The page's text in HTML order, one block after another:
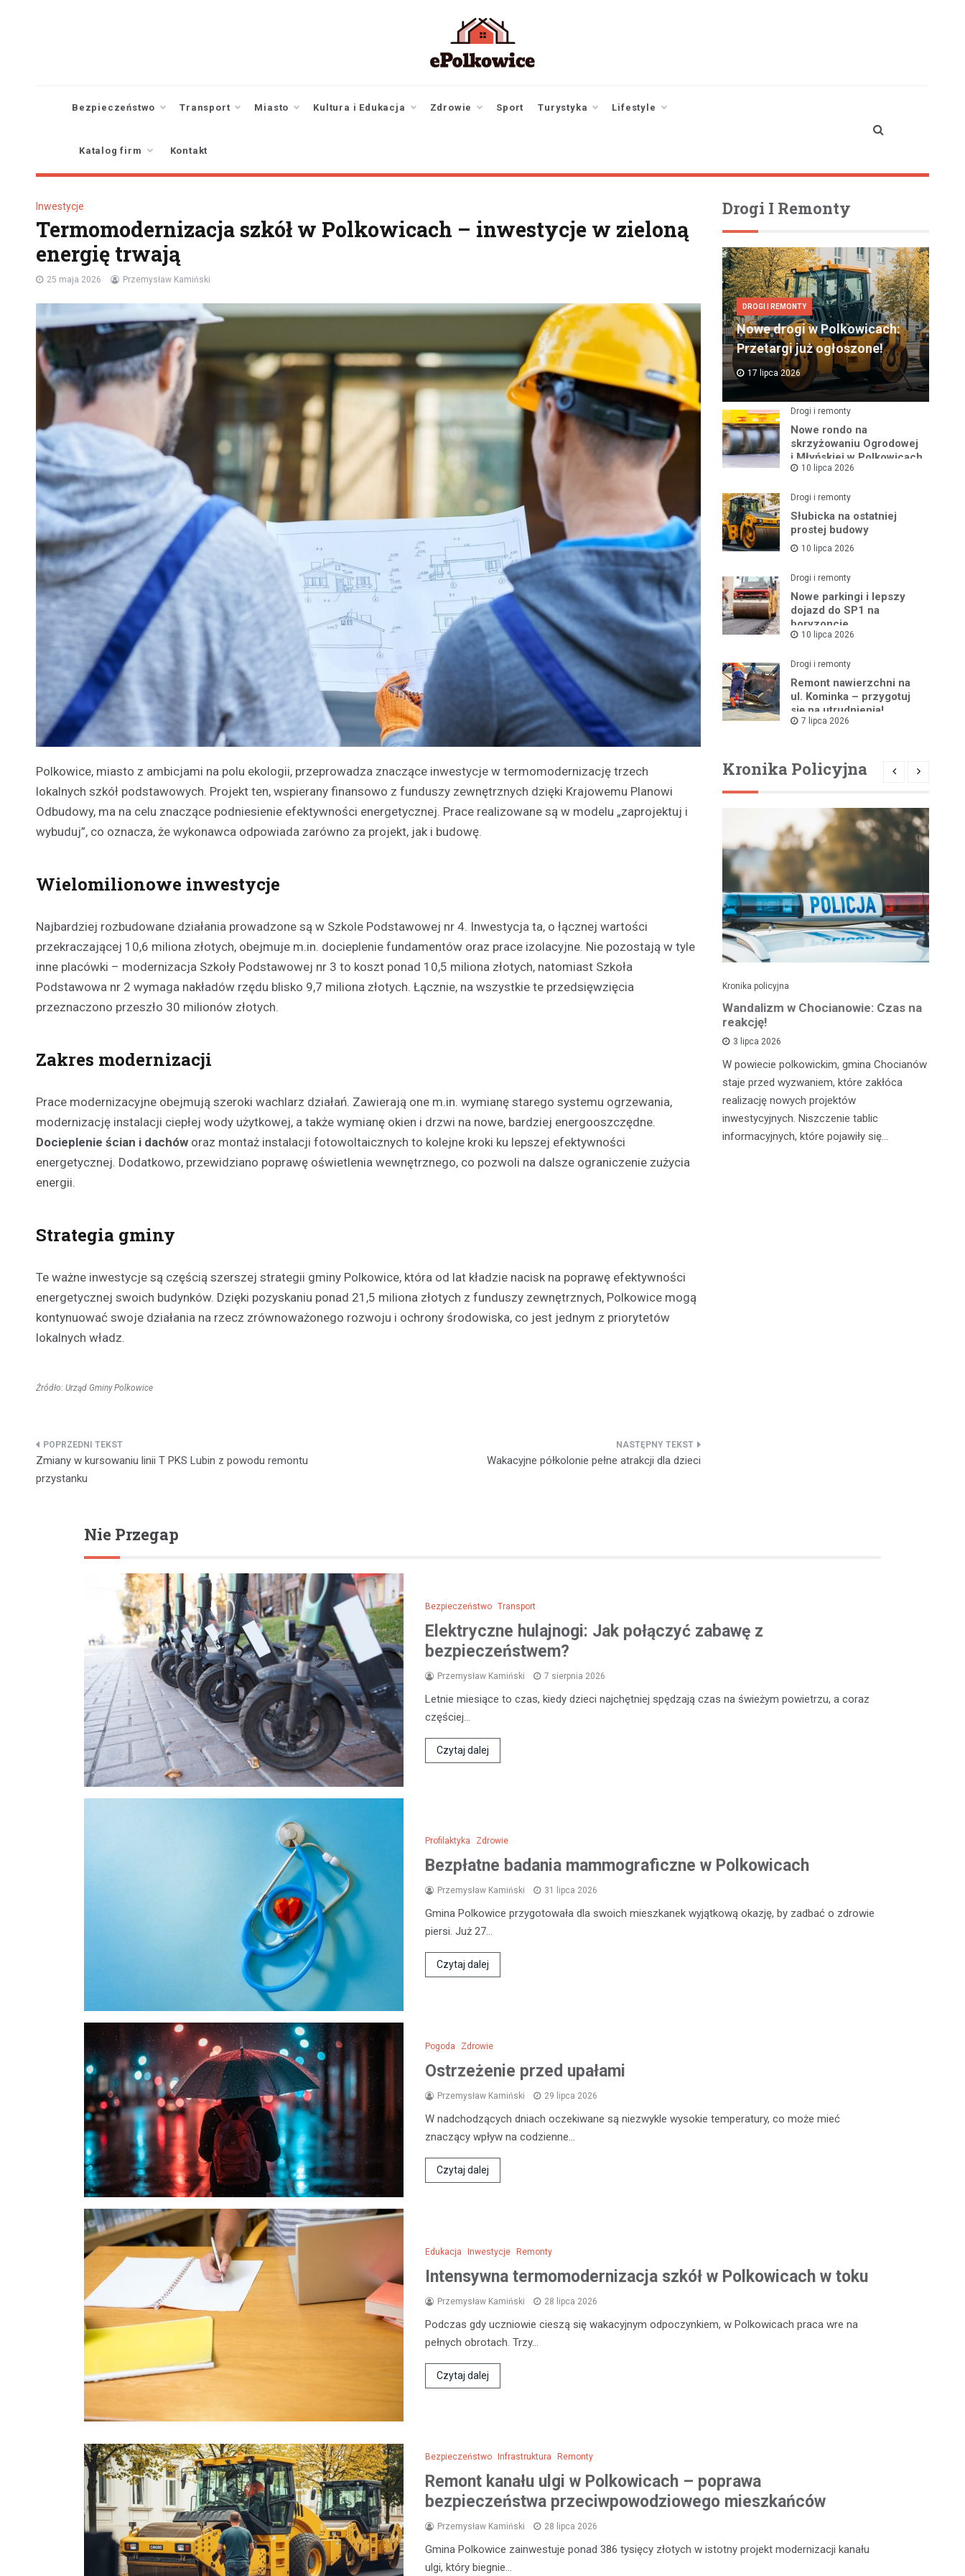
Polkowic
Bezpieczeństwo Transport Miasto Kultura i Edukacja Zdrowie Sport Turystyka Lifestyle
Katalog firm Kontakt
Inwestycje
Termomodernizacja szkół w Polkowicach – inwestycje w zieloną
energię trwają
25 maja 2026 Przemysław Kamiński
Polkowice, miasto z ambicjami na polu ekologii, przeprowadza znaczące inwestycje w termomodernizację trzech
lokalnych szkół podstawowych. Projekt ten, wspierany finansowo z funduszy zewnętrznych dzięki Krajowemu Planowi
Odbudowy, ma na celu znaczące podniesienie efektywności energetycznej. Prace realizowane są w modelu „zaprojektuj i
wybuduj”, co oznacza, że wykonawca odpowiada zarówno za projekt, jak i budowę.
Wielomilionowe inwestycje
Najbardziej rozbudowane działania prowadzone są w Szkole Podstawowej nr 4. Inwestycja ta, o łącznej wartości
przekraczającej 10,6 miliona złotych, obejmuje m.in. docieplenie fundamentów oraz prace izolacyjne. Nie pozostają w tyle
inne placówki – modernizacja Szkoły Podstawowej nr 3 to koszt ponad 10,5 miliona złotych, natomiast Szkoła
Podstawowa nr 2 wymaga nakładów rzędu blisko 9,7 miliona złotych. Łącznie, na wszystkie te przedsięwzięcia
przeznaczono przeszło 30 milionów złotych.
Zakres modernizacji
Prace modernizacyjne obejmują szeroki wachlarz działań. Zawierają one m.in. wymianę starego systemu ogrzewania,
modernizację instalacji ciepłej wody użytkowej, a także wymianę okien i drzwi na nowe, bardziej energooszczędne.
Docieplenie ścian i dachów oraz montaż instalacji fotowoltaicznych to kolejne kroki ku lepszej efektywności
energetycznej. Dodatkowo, przewidziano poprawę oświetlenia wewnętrznego, co pozwoli na dalsze ograniczenie zużycia
energii.
Strategia gminy
Te ważne inwestycje są częścią szerszej strategii gminy Polkowice, która od lat kładzie nacisk na poprawę efektywności
energetycznej swoich budynków. Dzięki pozyskaniu ponad 21,5 miliona złotych z funduszy zewnętrznych, Polkowice mogą
kontynuować swoje działania na rzecz zrównoważonego rozwoju i ochrony środowiska, co jest jednym z priorytetów
lokalnych władz.
Źródło: Urząd Gminy Polkowice
Nawigacja
wpisu
Zmiany w kursowaniu linii T PKS Lubin z powodu remontu
przystanku
Wakacyjne półkolonie pełne atrakcji dla dzieci
Drogi I Remonty
DROGI I REMONTY
Nowe drogi w Polkowicach:
Przetargi już ogłoszone!
17 lipca 2026
Drogi i remonty
Nowe rondo na
skrzyżowaniu Ogrodowej
i Młyńskiej w Polkowicach
10 lipca 2026
Drogi i remonty
Słubicka na ostatniej
prostej budowy
10 lipca 2026
Drogi i remonty
Nowe parkingi i lepszy
dojazd do SP1 na
horyzoncie
10 lipca 2026
Drogi i remonty
Remont nawierzchni na
ul. Kominka – przygotuj
się na utrudnienia!
7 lipca 2026
Kronika Policyjna
Kronika policyjna
incydentu, który wstrząsnął lokalną
wtargnęło do mieszkania jednego z
mieszkańców, stosując przemoc…
Kronika policyjna
Wandalizm w Chocianowie: Czas na
reakcję!
3 lipca 2026
W powiecie polkowickim, gmina Chocianów
staje przed wyzwaniem, które zakłóca
realizację nowych projektów
inwestycyjnych. Niszczenie tablic
informacyjnych, które pojawiły się…
Nie Przegap
Bezpieczeństwo Transport
Elektryczne hulajnogi: Jak połączyć zabawę z
bezpieczeństwem?
Przemysław Kamiński 7 sierpnia 2026
Letnie miesiące to czas, kiedy dzieci najchętniej spędzają czas na świeżym powietrzu, a coraz
częściej…
Czytaj dalej
Profilaktyka Zdrowie
Bezpłatne badania mammograficzne w Polkowicach
Przemysław Kamiński 31 lipca 2026
Gmina Polkowice przygotowała dla swoich mieszkanek wyjątkową okazję, by zadbać o zdrowie
piersi. Już 27…
Czytaj dalej
Pogoda Zdrowie
Ostrzeżenie przed upałami
Przemysław Kamiński 29 lipca 2026
W nadchodzących dniach oczekiwane są niezwykle wysokie temperatury, co może mieć
znaczący wpływ na codzienne…
Czytaj dalej
Edukacja Inwestycje Remonty
Intensywna termomodernizacja szkół w Polkowicach w toku
Przemysław Kamiński 28 lipca 2026
Podczas gdy uczniowie cieszą się wakacyjnym odpoczynkiem, w Polkowicach praca wre na
pełnych obrotach. Trzy…
Czytaj dalej
Bezpieczeństwo Infrastruktura Remonty
Remont kanału ulgi w Polkowicach – poprawa
bezpieczeństwa przeciwpowodziowego mieszkańców
Przemysław Kamiński 28 lipca 2026
Gmina Polkowice zainwestuje ponad 386 tysięcy złotych w istotny projekt modernizacji kanału
ulgi, który biegnie…